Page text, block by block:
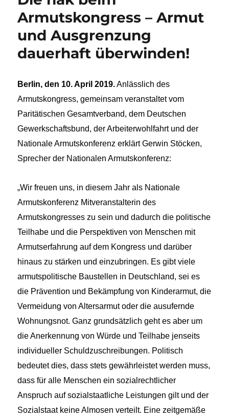
Armutskongress – Armut
und Ausgrenzung
dauerhaft überwinden!
Berlin, den 10. April 2019.Anlässlich des
Armutskongress, gemeinsam veranstaltet vom
Paritätischen Gesamtverband, dem Deutschen
Gewerkschaftsbund, der Arbeiterwohlfahrt und der
Nationale Armutskonferenz erklärt Gerwin Stöcken,
Sprecher der Nationalen Armutskonferenz:
„Wir freuen uns, in diesem Jahr als Nationale
Armutskonferenz Mitveranstalterin des
Armutskongresses zu sein und dadurch die politische
Teilhabe und die Perspektiven von Menschen mit
Armutserfahrung auf dem Kongress und darüber
hinaus zu stärken und einzubringen. Es gibt viele
armutspolitische Baustellen in Deutschland, sei es
die Prävention und Bekämpfung von Kinderarmut, die
Vermeidung von Altersarmut oder die ausufernde
Wohnungsnot. Ganz grundsätzlich geht es aber um
die Anerkennung von Würde und Teilhabe jenseits
individueller Schuldzuschreibungen. Politisch
bedeutet dies, dass stets gewährleistet werden muss,
dass für alle Menschen ein sozialrechtlicher
Anspruch auf sozialstaatliche Leistungen gilt und der
Sozialstaat keine Almosen verteilt. Eine zeitgemäße